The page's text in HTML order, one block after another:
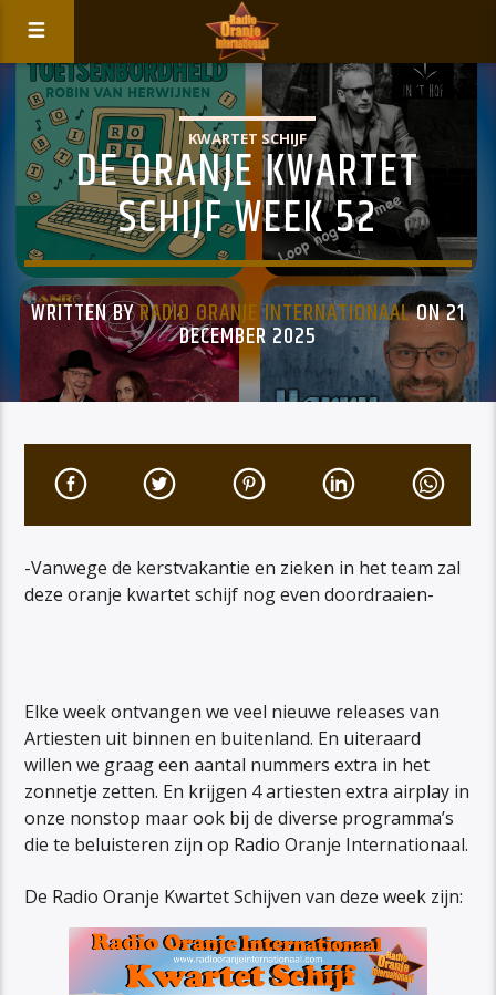
KWARTET SCHIJF
DE ORANJE KWARTET
SCHIJF WEEK 52
WRITTEN BYRADIO ORANJE INTERNATIONAALON 21
DECEMBER 2025
-Vanwege de kerstvakantie en zieken in het team zal
deze oranje kwartet schijf nog even doordraaien-
Elke week ontvangen we veel nieuwe releases van
Artiesten uit binnen en buitenland. En uiteraard
willen we graag een aantal nummers extra in het
zonnetje zetten. En krijgen 4 artiesten extra airplay in
onze nonstop maar ook bij de diverse programma’s
die te beluisteren zijn op Radio Oranje Internationaal.
De Radio Oranje Kwartet Schijven van deze week zijn: